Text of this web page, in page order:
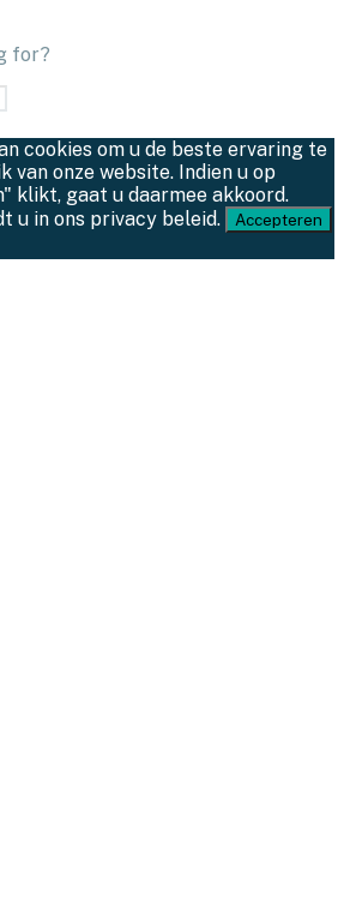
for?
cookies om u de beste ervaring te
van onze website. Indien u op
klikt, gaat u daarmee akkoord.
u in ons privacy beleid.
Accepteren